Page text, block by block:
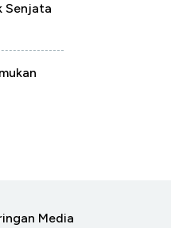
Senjata
Media